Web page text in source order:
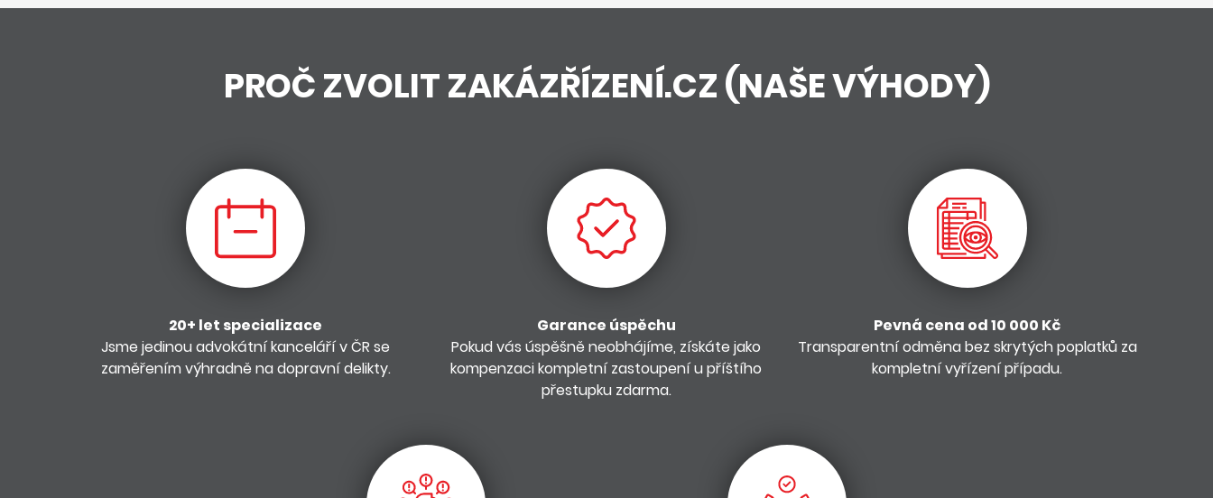
PROČ ZVOLIT ZAKÁZŘÍZENÍ.CZ (NAŠE VÝHODY)
20+ let specializace
Jsme jedinou advokátní kanceláří v ČR se
zaměřením výhradně na dopravní delikty.
Garance úspěchu
Pokud vás úspěšně neobhájíme, získáte jako
kompenzaci kompletní zastoupení u příštího
přestupku zdarma.
Pevná cena od 10 000 Kč
Transparentní odměna bez skrytých poplatků za
kompletní vyřízení případu.